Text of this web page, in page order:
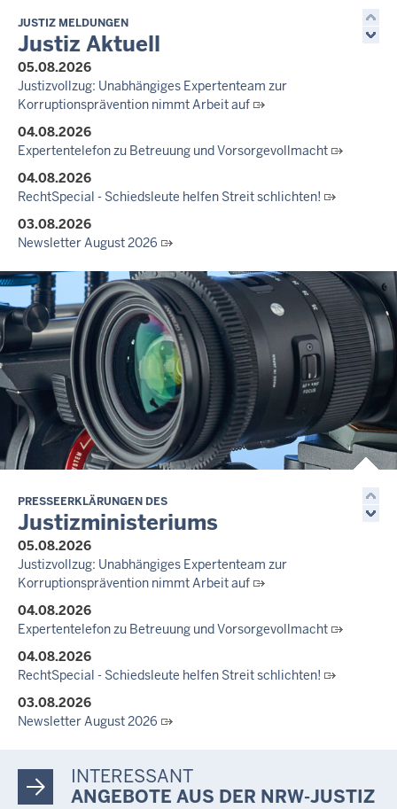
JUSTIZ MELDUNGEN
Justiz Aktuell
05.08.2026
Justizvollzug: Unabhängiges Expertenteam zur
Korruptionsprävention nimmt Arbeit auf
04.08.2026
Expertentelefon zu Betreuung und Vorsorgevollmacht
04.08.2026
RechtSpecial - Schiedsleute helfen Streit schlichten!
03.08.2026
Newsletter August 2026
27.07.2026
Dein Mut findet Rückhalt: Die Justiz NRW unterstützt
Informationskampagne gegen häusliche Gewalt
10.07.2026
Anerkennung für innovative Suizidpräventionsarbeit: JVA Köln
ausgezeichnet
14.07.2026
Justiz der Zukunft gemeinsam gestalten: Minister Limbach
zieht positive Bilanz des Projekts Zukunftswerkstatt Justiz
Nordrhein-Westfalen
Newsletter Juli 2026
30.06.2026
288 Anwärterinnen und Anwärter des Jahrgangs 2024/2026
der Justizvollzugsschule NRW geehrt
30.06.2026
RechtSpecial - Schiedsleute helfen Streit schlichten!
PRESSEERKLÄRUNGEN DES
Justizministeriums
05.08.2026
Justizvollzug: Unabhängiges Expertenteam zur
Korruptionsprävention nimmt Arbeit auf
04.08.2026
Expertentelefon zu Betreuung und Vorsorgevollmacht
04.08.2026
RechtSpecial - Schiedsleute helfen Streit schlichten!
03.08.2026
Newsletter August 2026
Dein Mut findet Rückhalt: Die Justiz NRW unterstützt
Informationskampagne gegen häusliche Gewalt
INTERESSANT
ANGEBOTE AUS DER NRW-JUSTIZ